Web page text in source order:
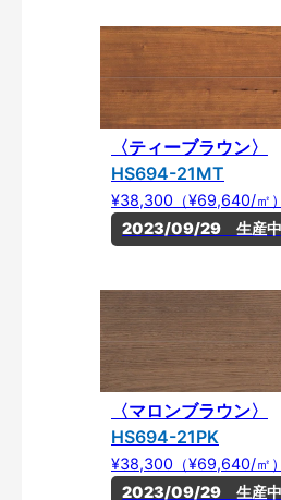
〈ティーブラウン〉
HS694-21MT
¥38,300（¥69,640/㎡
2023/09/29　生産
〈マロンブラウン〉
HS694-21PK
¥38,300（¥69,640/㎡
2023/09/29　生産